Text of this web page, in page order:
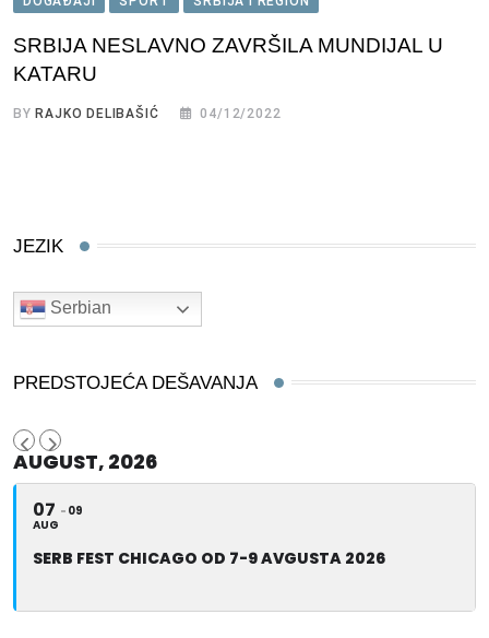
SRBIJA NESLAVNO ZAVRŠILA MUNDIJAL U
KATARU
BY RAJKO DELIBAŠIĆ 04/12/2022
JEZIK
Serbian
PREDSTOJEĆA DEŠAVANJA
AUGUST, 2026
07
AUG
09
SERB FEST CHICAGO OD 7-9 AVGUSTA 2026